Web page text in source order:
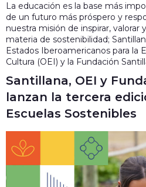
La educación es la base más
de un futuro más próspero y
nuestra misión de inspirar, valorar
materia de sostenibilidad;
Estados Iberoamericanos para la
Cultura (OEI) y la Fundación
Santillana, OEI y
lanzan la tercera
Escuelas Sostenibles